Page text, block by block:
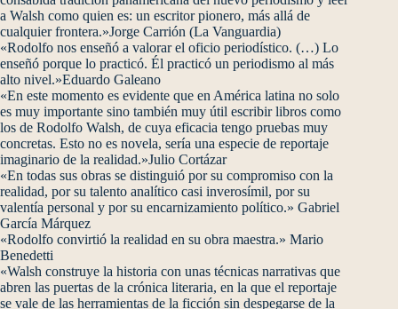
a Walsh como quien es: un escritor pionero, más allá de
cualquier frontera.»Jorge Carrión (La Vanguardia)
«Rodolfo nos enseñó a valorar el oficio periodístico. (…) Lo
enseñó porque lo practicó. Él practicó un periodismo al más
alto nivel.»Eduardo Galeano
«En este momento es evidente que en América latina no solo
es muy importante sino también muy útil escribir libros como
los de Rodolfo Walsh, de cuya eficacia tengo pruebas muy
concretas. Esto no es novela, sería una especie de reportaje
imaginario de la realidad.»Julio Cortázar
«En todas sus obras se distinguió por su compromiso con la
realidad, por su talento analítico casi inverosímil, por su
valentía personal y por su encarnizamiento político.» Gabriel
García Márquez
«Rodolfo convirtió la realidad en su obra maestra.» Mario
Benedetti
«Walsh construye la historia con unas técnicas narrativas que
abren las puertas de la crónica literaria, en la que el reportaje
se vale de las herramientas de la ficción sin despegarse de la